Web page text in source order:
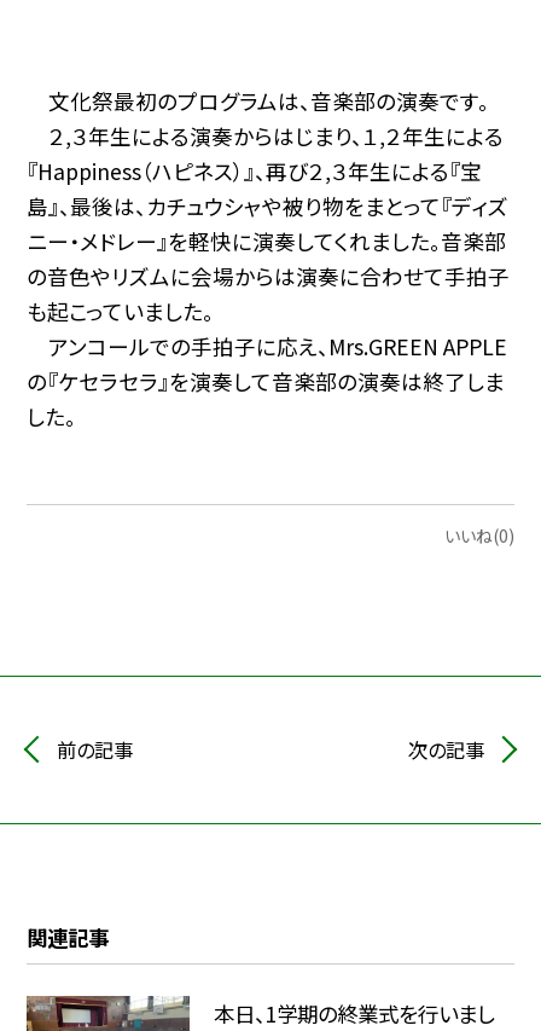
文化祭最初のプログラムは、音楽部の演奏です。
２,３年生による演奏からはじまり、１,２年生による
『Happiness（ハピネス）』、再び２,３年生による『宝
島』、最後は、カチュウシャや被り物をまとって『ディズ
ニー・メドレー』を軽快に演奏してくれました。音楽部
の音色やリズムに会場からは演奏に合わせて手拍子
も起こっていました。
アンコールでの手拍子に応え、Mrs.GREEN APPLE
の『ケセラセラ』を演奏して音楽部の演奏は終了しま
した。
いいね(0)
前の記事 次の記事
関連記事
本日、1学期の終業式を行いまし